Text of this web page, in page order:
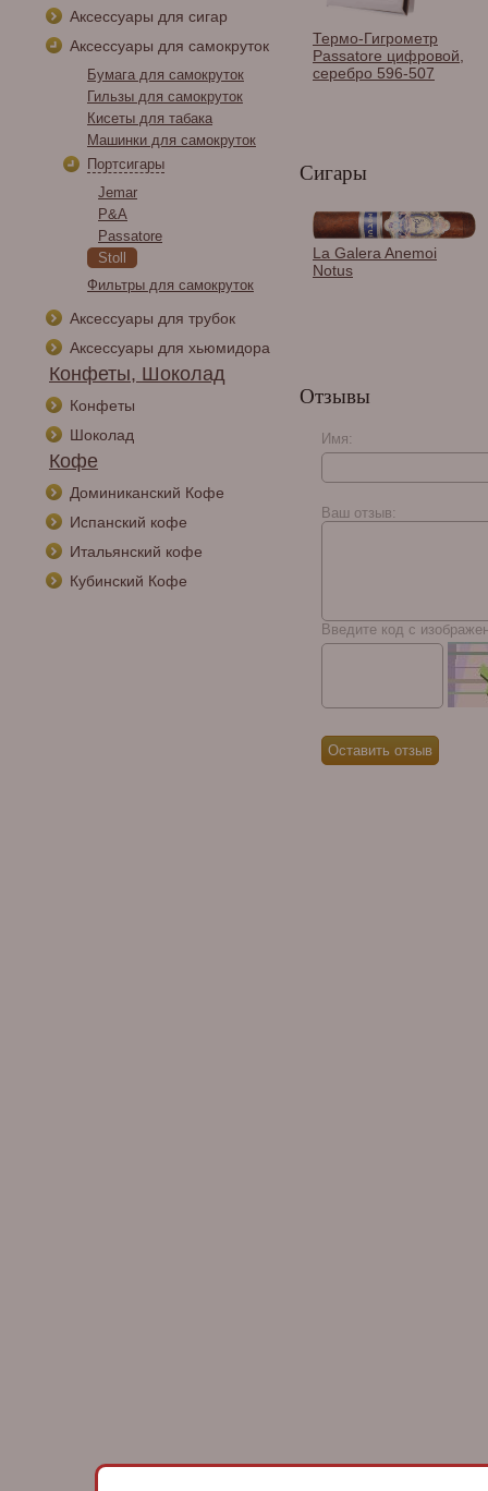
Аксессуары для сигар
Аксессуары для самокруток
Бумага для самокруток
Гильзы для самокруток
Кисеты для табака
Машинки для самокруток
Портсигары
Jemar
P&A
Passatore
Stoll
Фильтры для самокруток
Аксессуары для трубок
Аксессуары для хьюмидора
Конфеты, Шоколад
Конфеты
Шоколад
Кофе
Доминиканский Кофе
Испанский кофе
Итальянский кофе
Кубинский Кофе
Термо-Гигрометр
Passatore цифровой,
серебро 596-507
Кисет P&A для
самокруток и 2
Сигары
La Galera Anemoi
Notus
My Father Flor de las
Antillas Maduro Toro
Отзывы
Имя:
Ваш отзыв:
Введите код с